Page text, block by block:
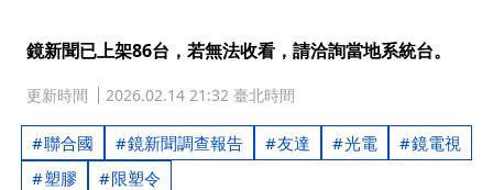
鏡新聞已上架86台，若無法收看，請洽詢當地系統台。
更新時間 2026.02.14 21:32 臺北時間
聯合國 鏡新聞調查報告 友達 光電
鏡電視
塑膠
限塑令